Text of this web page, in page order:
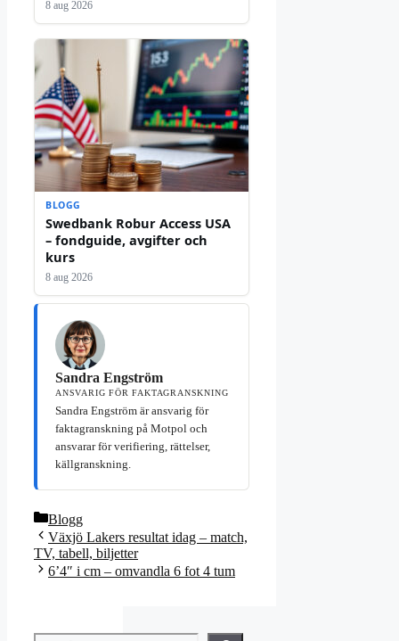
8 aug 2026
BLOGG
Swedbank Robur Access USA
– fondguide, avgifter och
kurs
8 aug 2026
Sandra Engström
ANSVARIG FÖR FAKTAGRANSKNING
Sandra Engström är ansvarig för
faktagranskning på Motpol och
ansvarar för verifiering, rättelser,
källgranskning.
Kategorier
Blogg
Växjö Lakers resultat idag – match,
TV, tabell, biljetter
6’4″ i cm – omvandla 6 fot 4 tum